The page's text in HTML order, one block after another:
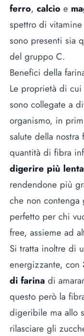
ferro, calcio e
spettro di
sono presenti sia
del gruppo C.
Benefici della
Le proprietà di
sono collegate a
organismo, in
salute della
quantità di fibra
digerire più
rendendone più
che non
perfetto per chi
free, assieme ad
Si tratta inoltre di
energizzante, con
di farina di
questo però la
digeribile ma allo
rilasciare gli